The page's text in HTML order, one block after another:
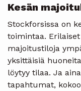
Kesän
Stockforsissa on
toimintaa.
majoitustiloja
yksittäisiä
löytyy tilaa. Ja
tapahtumat,